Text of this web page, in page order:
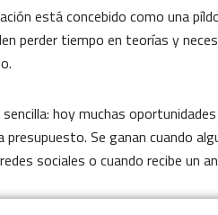
está concebido como una
perder tiempo en teorías y
hoy muchas
Se ganan cuando
sociales o cuando recibe un